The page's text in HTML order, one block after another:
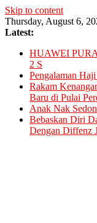
Skip to content
Thursday, August 6,
Latest:
HUAWEI
2 S
Pengalaman
Rakam
Baru di Pulai
Anak Nak
Bebaskan Diri
Dengan Diffenz